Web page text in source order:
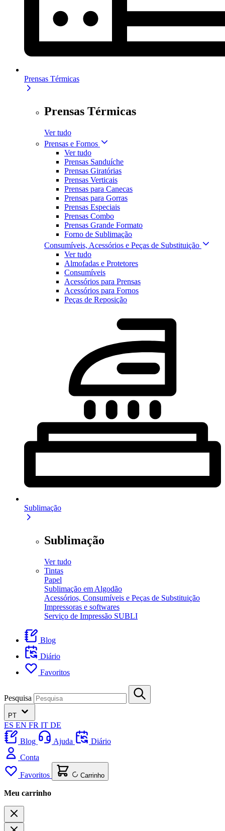
Prensas Térmicas
Prensas Térmicas
Ver tudo
Prensas e Fornos
Ver tudo
Prensas Sanduíche
Prensas Giratórias
Prensas Verticais
Prensas para Canecas
Prensas para Gorras
Prensas Especiais
Prensas Combo
Prensas Grande Formato
Forno de Sublimação
Consumíveis, Acessórios e Peças de Substituição
Ver tudo
Almofadas e Protetores
Consumíveis
Acessórios para Prensas
Acessórios para Fornos
Peças de Reposição
Sublimação
Sublimação
Ver tudo
Tintas
Papel
Sublimação em Algodão
Acessórios, Consumíveis e Peças de Substituição
Impressoras e softwares
Serviço de Impressão SUBLI
Blog
Diário
Favoritos
Pesquisa
PT
ES EN FR IT DE
Blog
Ajuda
Diário
Conta
Favoritos Carrinho
Meu carrinho